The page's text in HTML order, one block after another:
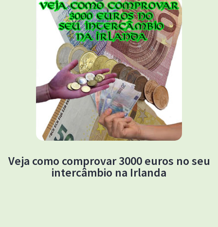
Veja como comprovar 3000 euros no seu
intercâmbio na Irlanda